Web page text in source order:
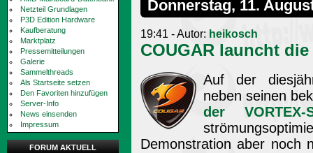
Netzteil Grundlagen
P3D Edition Hardware
Kaufberatung
Marktplatz
Pressemitteilungen
Galerie
Sammelthreads
Als Startseite setzen
Den Favoriten hinzufügen
Server-Info
News einsenden
Impressum
FORUM AKTUELL
Donnerstag, 11.
19:41 - Autor: heikosch
COUGAR launcht
Auf der
neben seinen
der VORTEX-
Demonstration aber noch